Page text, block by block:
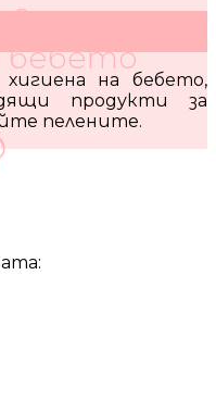
за
бебето
на бебето,
продукти за
пелените.